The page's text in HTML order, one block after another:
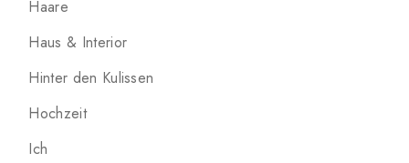
Haare
Haus & Interior
Hinter den Kulissen
Hochzeit
Ich